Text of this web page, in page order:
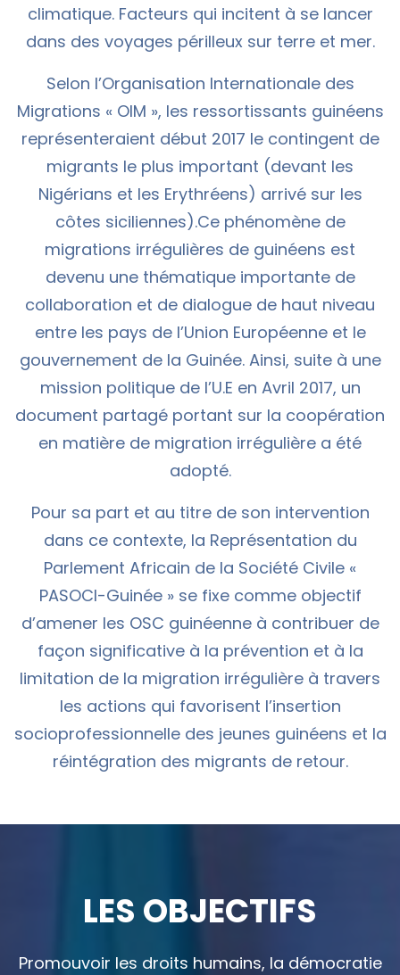
climatique. Facteurs qui incitent à se lancer
dans des voyages périlleux sur terre et mer.
Selon l’Organisation Internationale des
Migrations « OIM », les ressortissants guinéens
représenteraient début 2017 le contingent de
migrants le plus important (devant les
Nigérians et les Erythréens) arrivé sur les
côtes siciliennes).Ce phénomène de
migrations irrégulières de guinéens est
devenu une thématique importante de
collaboration et de dialogue de haut niveau
entre les pays de l’Union Européenne et le
gouvernement de la Guinée. Ainsi, suite à une
mission politique de l’U.E en Avril 2017, un
document partagé portant sur la coopération
en matière de migration irrégulière a été
adopté.
Pour sa part et au titre de son intervention
dans ce contexte, la Représentation du
Parlement Africain de la Société Civile «
PASOCI-Guinée » se fixe comme objectif
d’amener les OSC guinéenne à contribuer de
façon significative à la prévention et à la
limitation de la migration irrégulière à travers
les actions qui favorisent l’insertion
socioprofessionnelle des jeunes guinéens et la
réintégration des migrants de retour.
LES OBJECTIFS
Promouvoir les droits humains, la démocratie